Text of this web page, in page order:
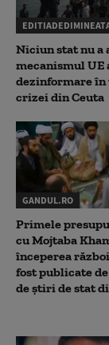
Niciun stat nu a
mecanismul UE
dezinformare
crizei din Ceuta
GANDUL.RO
Primele
cu Mojtaba
începerea
fost publicate
de știri de stat